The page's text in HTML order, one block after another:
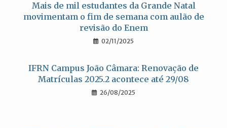
Mais de mil estudantes da Grande Natal
movimentam o fim de semana com aulão de
revisão do Enem
02/11/2025
IFRN Campus João Câmara: Renovação de
Matrículas 2025.2 acontece até 29/08
26/08/2025